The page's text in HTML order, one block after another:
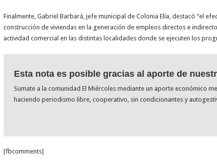
Finalmente, Gabriel Barbará, jefe municipal de Colonia Elía, destacó “el
construcción de viviendas en la generación de empleos directos e
actividad comercial en las distintas localidades donde se ejecuten los
Esta nota es posible gracias al aporte de
Sumate a la comunidad El Miércoles mediante un aporte económico
haciendo periodismo libre, cooperativo, sin condicionantes y
[fbcomments]